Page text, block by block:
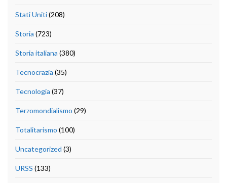
Stati Uniti(208)
Storia (723)
Storia italiana (380)
Tecnocrazia (35)
Tecnologia (37)
Terzomondialismo (29)
Totalitarismo (100)
Uncategorized (3)
URSS (133)